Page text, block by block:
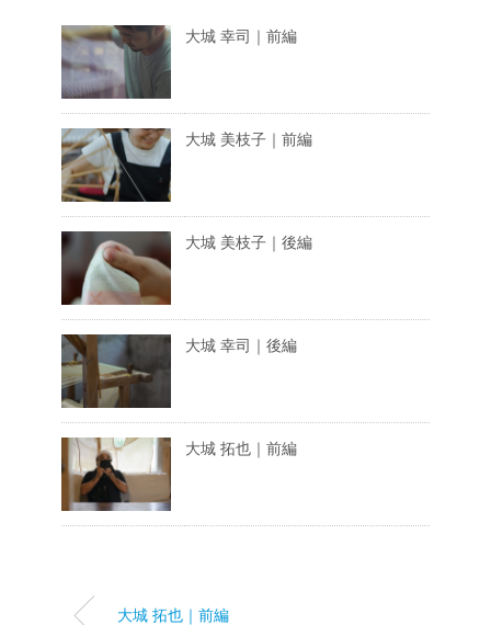
大城 幸司｜前編
大城 美枝子｜前編
大城 美枝子｜後編
大城 幸司｜後編
大城 拓也｜前編
大城 拓也｜前編